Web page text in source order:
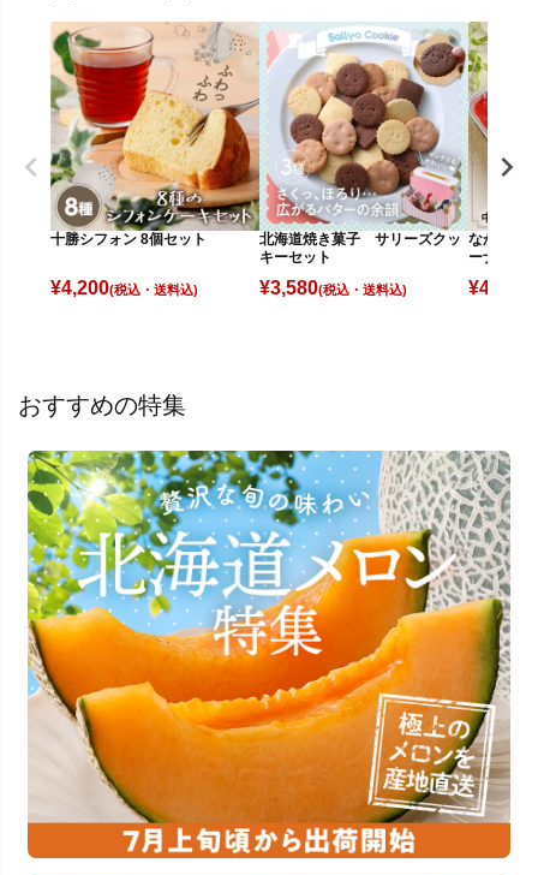
十勝シフォン 8個セット
¥4,200(税込)
北海道焼き菓子 サリーズクッ
キーセット
¥3,580(税込)
なかしべ
ーナ3種セ
¥4,980
おすすめの特集